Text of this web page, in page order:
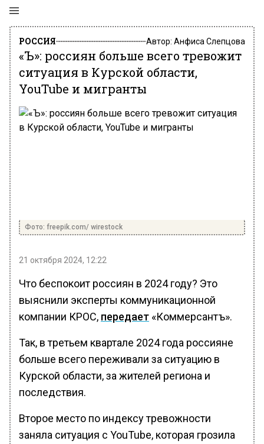
РОССИЯ Автор: Анфиса Слепцова
«Ъ»: россиян больше всего тревожит
ситуация в Курской области,
YouTube и мигранты
Фото: freepik.com/ wirestock
21 октября 2024, 12:22
Что беспокоит россиян в 2024 году? Это
выяснили эксперты коммуникационной
компании КРОС, передает «Коммерсантъ».
Так, в третьем квартале 2024 года россияне
больше всего переживали за ситуацию в
Курской области, за жителей региона и
последствия.
Второе место по индексу тревожности
заняла ситуация с YouTube, которая грозила